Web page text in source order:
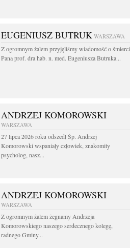
EUGENIUSZ BUTRUK WARSZAWA
Z ogromnym żalem przyjęliśmy wiadomość o śmierci
Pana prof. dra hab. n. med. Eugeniusza Butruka...
ANDRZEJ KOMOROWSKI
WARSZAWA
27 lipca 2026 roku odszedł Śp. Andrzej
Komorowski wspaniały człowiek, znakomity
psycholog, nasz...
ANDRZEJ KOMOROWSKI
WARSZAWA
Z ogromnym żalem żegnamy Andrzeja
Komorowskiego naszego serdecznego kolegę,
radnego Gminy...